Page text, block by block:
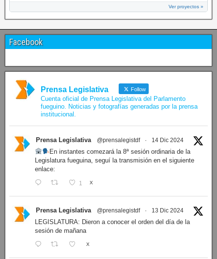
Ver proyectos »
Facebook
Prensa Legislativa Follow
Cuenta oficial de Prensa Legislativa del Parlamento
fueguino. Noticias y fotografías generadas por la prensa
institucional.
Prensa Legislativa @prensalegistdf · 14 Dic 2024
En instantes comezará la 8ª sesión ordinaria de la
Legislatura fueguina, seguí la transmisión en el siguiente
enlace:
1 X
Prensa Legislativa @prensalegistdf · 13 Dic 2024
LEGISLATURA: Dieron a conocer el orden del día de la
sesión de mañana
X